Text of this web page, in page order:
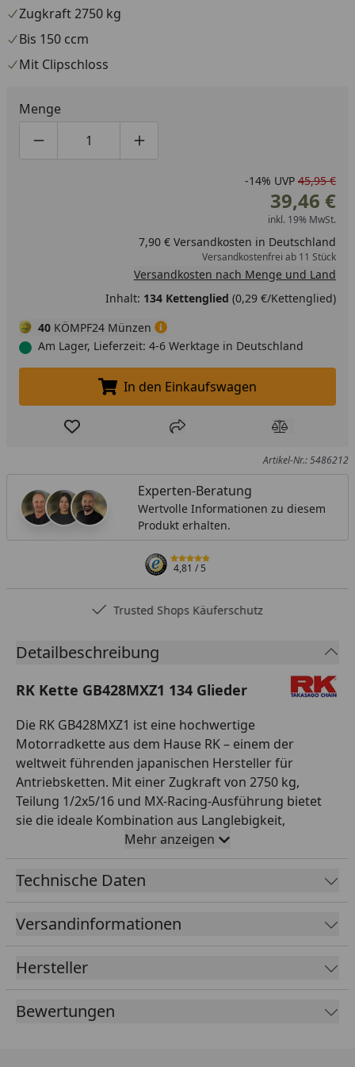
Zugkraft 2750 kg
Bis 150 ccm
Mit Clipschloss
Menge
Produktmenge um eins verringern
Produktmenge manuell eingeben
Produktmenge um eins erhöhen
-14% UVP 45,95 €
39,46 €
inkl. 19% MwSt.
7,90 € Versandkosten in Deutschland
Versandkostenfrei ab 11 Stück
Versandkosten nach Menge und Land
Inhalt: 134 Kettenglied (0,29 €/Kettenglied)
40 KÖMPF24 Münzen
Am Lager, Lieferzeit: 4-6 Werktage in Deutschland
In den Einkaufswagen legen
In den Einkaufswagen
Produkt zur Wunschliste hinzufügen
Teilen Produkt
Artikel-Nr.: 5486212
Experten-Beratung
Wertvolle Informationen zu diesem
Produkt erhalten.
4,81/ 5
Trusted Shops Käuferschutz
Detailbeschreibung
RK Kette GB428MXZ1 134 Glieder
Die RK GB428MXZ1 ist eine hochwertige
Motorradkette aus dem Hause RK – einem der
weltweit führenden japanischen Hersteller für
Antriebsketten. Mit einer Zugkraft von 2750 kg,
Teilung 1/2x5/16 und MX-Racing-Ausführung bietet
sie die ideale Kombination aus Langlebigkeit,
Laufruhe und Sicherheit im Einsatzbereich Offroad
bis 150 ccm. Die robuste MX-Racing-Konstruktion ist
speziell für den harten Offroad-Einsatz mit hoher
mit 134 Gliedern geliefert und ist mit einem
Clipschloss als Verbindungsschloss ausgestattet.
Fertigungsqualität – perfekt für Werkstattprofis und
anspruchsvolle Motorradfahrer, die auf zuverlässige
Originalqualität bei der Antriebskette setzen.
Mehr anzeigen
Technische Daten
Versandinformationen
Hersteller
Bewertungen